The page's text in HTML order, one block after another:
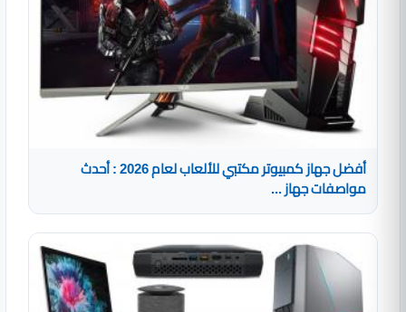
أفضل جهاز كمبيوتر مكتبي للألعاب لعام 2026 : أحدث
مواصفات جهاز ...